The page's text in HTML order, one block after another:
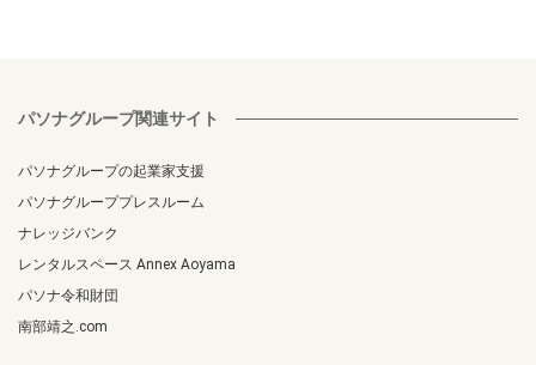
パソナグループ関連サイト
パソナグループの起業家支援
パソナグループプレスルーム
ナレッジバンク
レンタルスペース Annex Aoyama
パソナ令和財団
南部靖之.com